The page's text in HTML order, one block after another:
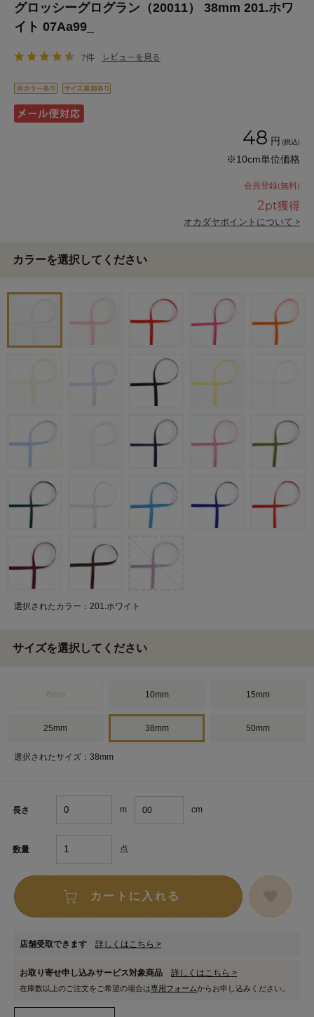
グロッシーグログラン（20011） 38mm 201.ホワ
イト 07Aa99_
7件 レビューを見る
48 円 (税込)
※10cm単位価格
会員登録(無料)
2pt獲得
オカダヤポイントについて >
カラーを選択してください
選択されたカラー：201.ホワイト
サイズを選択してください
10mm 15mm
25mm 38mm 50mm
選択されたサイズ：38mm
長さ m cm
数量 点
カートに入れる
店舗受取できます 詳しくはこちら >
お取り寄せ申し込みサービス対象商品 詳しくはこちら >
在庫数以上のご注文をご希望の場合は専用フォームからお申し込みください。